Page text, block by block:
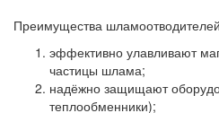
Преимущества шламоотводителей
эффективно улавливают
частицы шлама;
надёжно защищают
теплообменники);